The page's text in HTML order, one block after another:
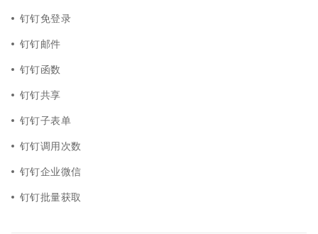
钉钉免登录
钉钉邮件
钉钉函数
钉钉共享
钉钉子表单
钉钉调用次数
钉钉企业微信
钉钉批量获取